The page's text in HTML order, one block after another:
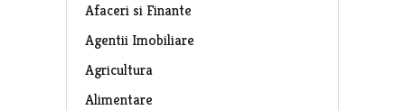
Afaceri si Finante
Agentii Imobiliare
Agricultura
Alimentare